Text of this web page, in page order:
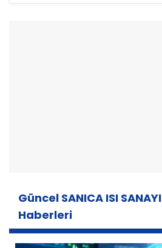
Güncel SANICA ISI SANAYI
Haberleri